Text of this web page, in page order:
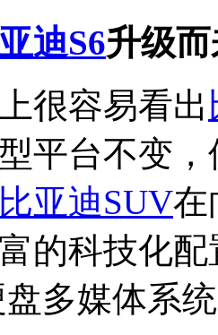
迪S6升级
容易看出
平台不变
比亚迪SUV在
的科技化
多媒体系